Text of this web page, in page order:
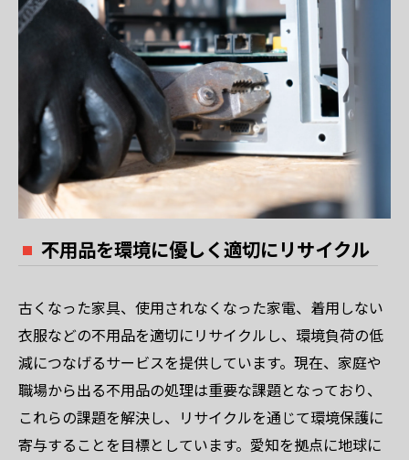
不用品を環境に優しく適切にリサイクル
古くなった家具、使用されなくなった家電、着用しない
衣服などの不用品を適切にリサイクルし、環境負荷の低
減につなげるサービスを提供しています。現在、家庭や
職場から出る不用品の処理は重要な課題となっており、
これらの課題を解決し、リサイクルを通じて環境保護に
寄与することを目標としています。愛知を拠点に地球に